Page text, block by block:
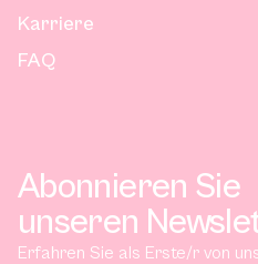
Karriere
FAQ
Abonnieren Sie
unseren
Erfahren Sie als Erste/r von